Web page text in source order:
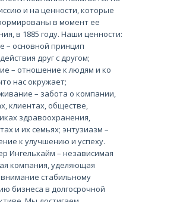
и на ценности, которые
в момент ее
в 1885 году. Наши ценности:
– основной принцип
друг с другом;
– отношение к людям и ко
нас окружает;
– забота о компании,
клиентах, обществе,
здравоохранения,
и их семьях; энтузиазм –
к улучшению и успеху.
Ингельхайм – независимая
компания, уделяющая
стабильному
бизнеса в долгосрочной